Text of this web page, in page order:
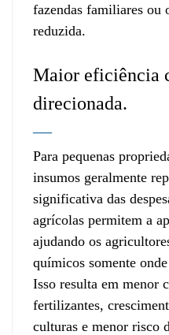
fazendas familiares ou
reduzida.
Maior eficiência
direcionada.
—
Para pequenas
insumos geralmente
significativa das
agrícolas permitem a
ajudando os
químicos somente
Isso resulta em menor
fertilizantes,
culturas e menor risco